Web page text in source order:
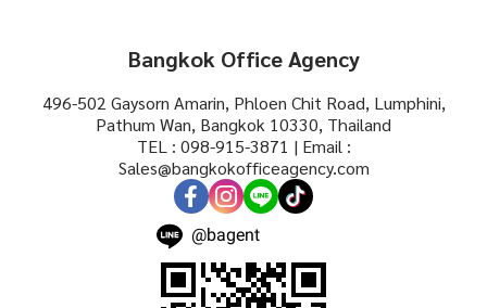
Bangkok Office Agency
496-502 Gaysorn Amarin, Phloen Chit Road, Lumphini,
Pathum Wan, Bangkok 10330, Thailand
TEL : 098-915-3871 | Email :
Sales@bangkokofficeagency.com
@bagent